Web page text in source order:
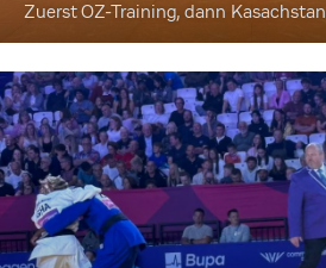
Zuerst OZ-Training, dann Kasachstan